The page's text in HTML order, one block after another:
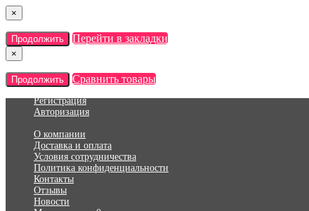
×
Продолжить Перейти в закладки
×
Продолжить Сравнить товары
Регистрация
Авторизация
О компании
Доставка и оплата
Условия сотрудничества
Политика конфиденциальности
Контакты
Отзывы
Новости